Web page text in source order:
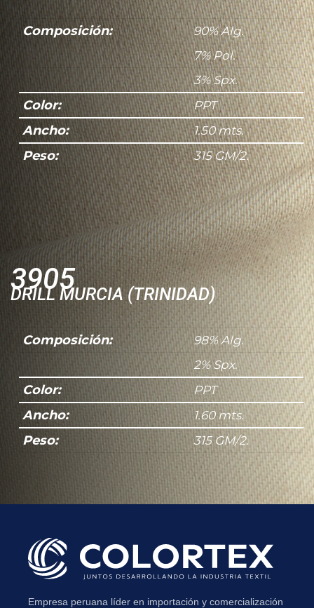
Composición:
90% Alg.
7% Pol.
3% Spx.
Color: PPT
Ancho: 1.50 mts.
Peso: 315 GM/2.
3905
DRILL MURCIA (TRINIDAD)
Composición:
98% Alg.
2% Spx.
Color: PPT
Ancho: 1.60 mts.
Peso: 315 GM/2.
Empresa peruana líder en importación y comercialización